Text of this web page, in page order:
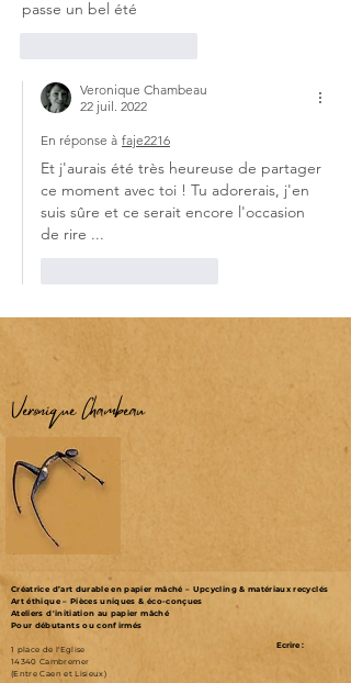
passe un bel été
Veronique Chambeau
22 juil. 2022
En réponse à faje2216
Et j'aurais été très heureuse de partager
ce moment avec toi ! Tu adorerais, j'en
suis sûre et ce serait encore l'occasion
de rire ...
Véronique Chambeau
Créatrice d’art durable en papier mâché – Upcycling & matériaux recyclés
Art éthique – Pièces uniques & éco-conçues
Ateliers d'initiation au papier mâché
Pour débutants ou confirmés
1 place de l'Eglise
14340 Cambremer
(Entre Caen et Lisieux)
Ecrire :